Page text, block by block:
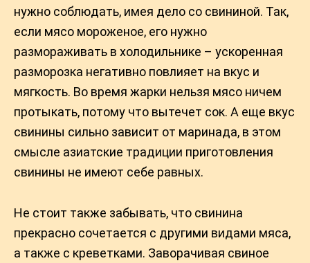
нужно соблюдать, имея дело со свининой. Так,
если мясо мороженое, его нужно
размораживать в холодильнике – ускоренная
разморозка негативно повлияет на вкус и
мягкость. Во время жарки нельзя мясо ничем
протыкать, потому что вытечет сок. А еще вкус
свинины сильно зависит от маринада, в этом
смысле азиатские традиции приготовления
свинины не имеют себе равных.
Не стоит также забывать, что свинина
прекрасно сочетается с другими видами мяса,
а также с креветками. Заворачивая свиное